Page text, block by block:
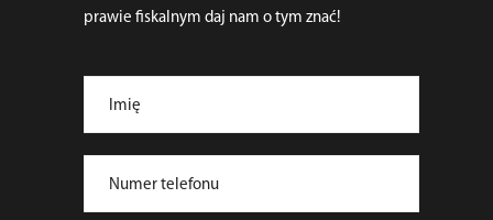
prawie fiskalnym daj nam o tym znać!